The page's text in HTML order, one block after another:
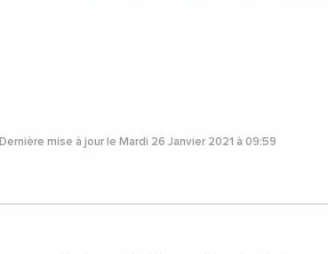
Dernière mise à jour le Mardi 26 Janvier 2021 à 09:59